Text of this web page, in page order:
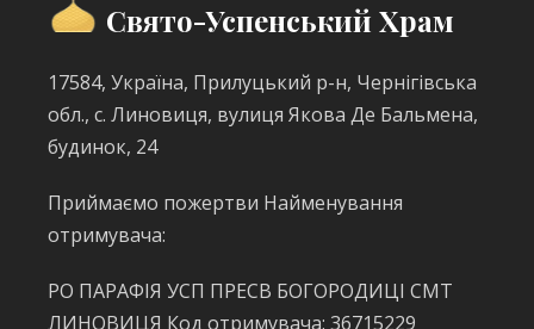
Свято-Успенський Храм
17584, Україна, Прилуцький р-н, Чернігівська
обл., с. Линовиця, вулиця Якова Де Бальмена,
будинок, 24
Приймаємо пожертви Найменування
отримувача:
РО ПАРАФІЯ УСП ПРЕСВ БОГОРОДИЦІ СМТ
ЛИНОВИЦЯ Код отримувача: 36715229